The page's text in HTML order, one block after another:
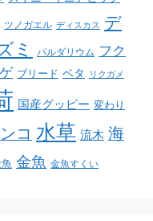
ツノガエル ディスカス デ
ミ パルダリウム フク
ブリード ベタ リクガメ
国産グッピー 変わり
コ 水草 流木 海
金魚 金魚すくい